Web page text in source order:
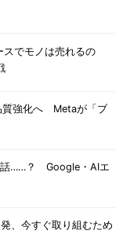
でモノは売れるの
質強化へ Metaが「ブ
話……？ Google・AIエ
、今すぐ取り組むため